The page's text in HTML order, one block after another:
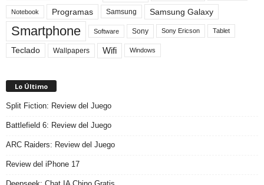
Notebook Programas Samsung Samsung Galaxy
Smartphone Software Sony Sony Ericson Tablet
Teclado Wallpapers Wifi Windows
Lo Último
Split Fiction: Review del Juego
Battlefield 6: Review del Juego
ARC Raiders: Review del Juego
Review del iPhone 17